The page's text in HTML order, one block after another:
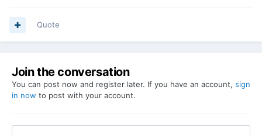
Quote
Join the conversation
You can post now and register later. If you have an account, sign
in now to post with your account.